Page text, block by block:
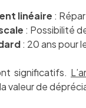
linéaire :
: Possibilité
: 20 ans pour
significatifs.
valeur de